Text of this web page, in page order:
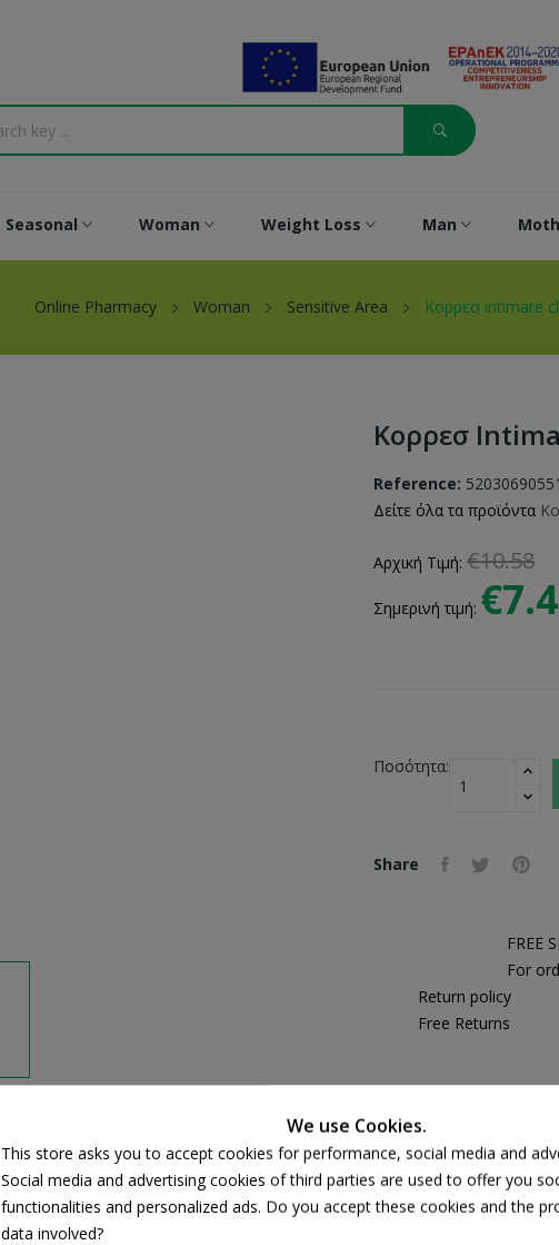
Seasonal Woman Weight Loss Man
Online Pharmacy Woman Sensitive Area Κορρεσ intimate
Κορρεσ
Reference:
Δείτε όλα τα προϊόντα
Αρχική Τιμή: €10.58
Σημερινή τιμή:
Ποσότητα:
Share
FREE
For
Return policy
Free Returns
DESCRIPTION PRODUCT DETAILS
We use Cookies.
This store asks you to accept cookies for performance, social media and
Social media and advertising cookies of third parties are used to offer you
functionalities and personalized ads. Do you accept these cookies and the
data involved?